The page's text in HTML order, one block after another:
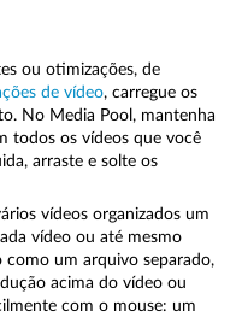
ou otimizações, de
de vídeo, carregue os
No Media Pool, mantenha
todos os vídeos que você
arraste e solte os
vídeos organizados um
vídeo ou até mesmo
um arquivo separado,
acima do vídeo ou
com o mouse: um